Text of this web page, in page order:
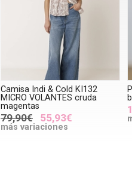
Camisa Indi & Cold KI132
MICRO VOLANTES cruda
magentas
79,90€ 55,93€
más variaciones